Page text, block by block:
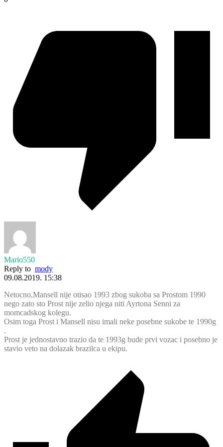
Mario550
Reply to mody
09.08.2019. 15:38
Netocno,Mansell nije otisao 1993 zbog sukoba sa Prostom 1990
nego zato sto Prost nije zelio njega niti Ayrtona Senni za
momcadskog kolegu.
Osim toga Prost i Mansell nisu imali neke posebne sukobe te 1990g
.
Prost je jednostavno trazio da te 1993g bude prvi vozac i posebno je
stavio veto na dolazak brazilca u ekipu.